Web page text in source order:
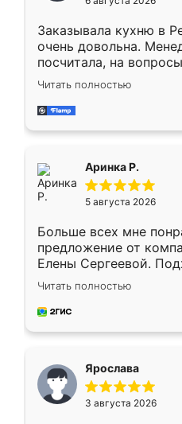
мебели буду
Заказывала кухню в
очень довольна.
посчитала, на
Замерщик приехал в
делу со всей
за день, ребята
Читать полностью
Аринка Р.
5 августа 2026
Больше всех мне
предложение от
Елены Сергеевой.
короткие сроки
для замера сотрудник
предложил по моему
Читать полностью
Ярослава
3 августа 2026